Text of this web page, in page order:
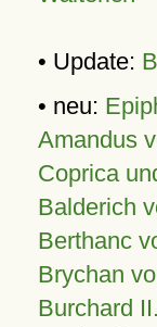
• Update:
• neu:
Amandus
Coprica
Balderich
Berthanc
Brychan
Burchard